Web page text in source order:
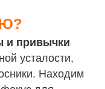
и привычки
усталости,
Находим